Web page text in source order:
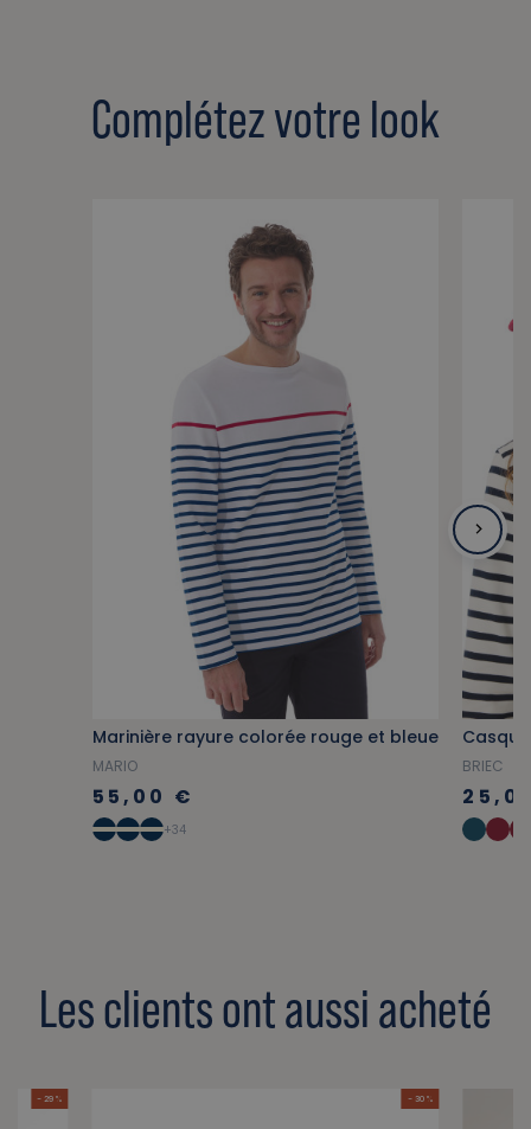
Complétez votre look
Marinière rayure colorée rouge et bleue
MARIO
55,00 €
+34
BRIEC
Les clients ont aussi acheté
- 29 % - 30 %